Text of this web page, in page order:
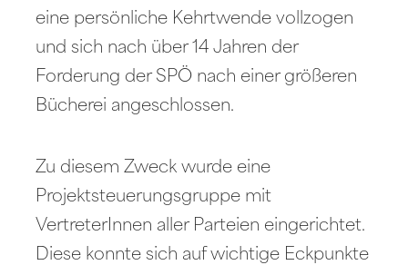
eine persönliche Kehrtwende vollzogen
und sich nach über 14 Jahren der
Forderung der SPÖ nach einer größeren
Bücherei angeschlossen.
Zu diesem Zweck wurde eine
Projektsteuerungsgruppe mit
VertreterInnen aller Parteien eingerichtet.
Diese konnte sich auf wichtige Eckpunkte